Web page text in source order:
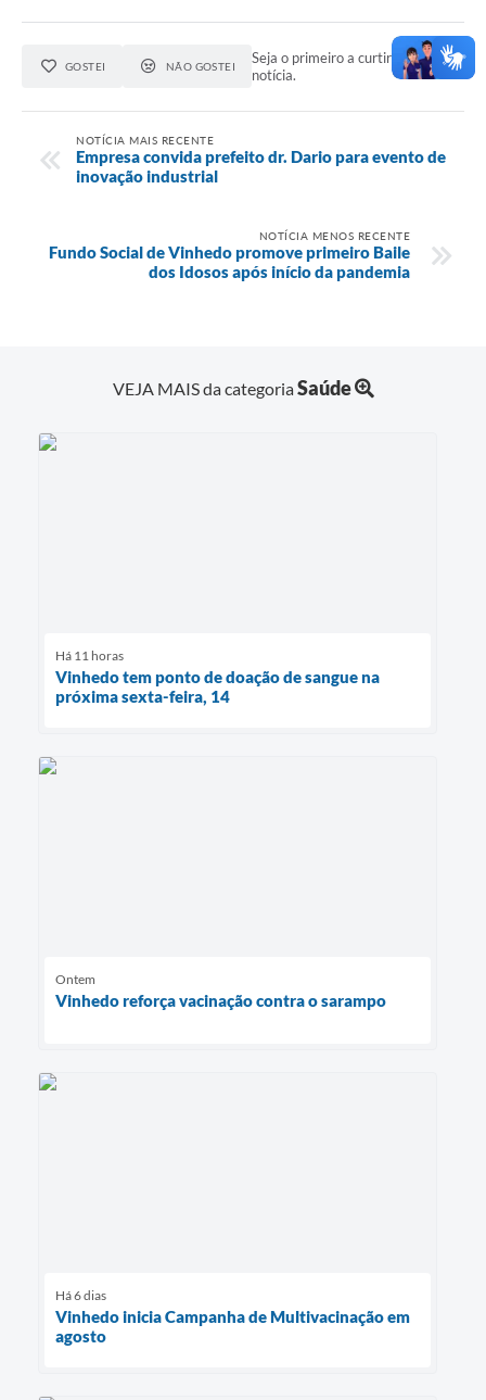
GOSTEI NÃO GOSTEI
Seja o primeiro a curtir esta
notícia.
NOTÍCIA MAIS RECENTE
Empresa convida prefeito dr. Dario para evento de
inovação industrial
NOTÍCIA MENOS RECENTE
Fundo Social de Vinhedo promove primeiro Baile
dos Idosos após início da pandemia
VEJA MAIS da categoriaSaúde
Há 11 horas
Vinhedo tem ponto de doação de sangue na
próxima sexta-feira, 14
Ontem
Vinhedo reforça vacinação contra o sarampo
Há 6 dias
Vinhedo inicia Campanha de Multivacinação em
agosto